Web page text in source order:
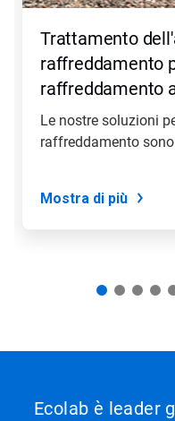
Precedente
navigare,
oppure
direttamente
puntini
Trattamento
raffreddamento
raffreddamento
Le nostre soluzioni
raffreddamento
Mostra di più
Ecolab è leader